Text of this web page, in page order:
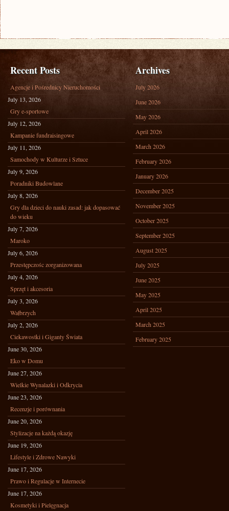
USATYSFAKCJONOWANY
Recent Posts
Agencje i Pośrednicy Nieruchomości
July 13, 2026
Gry e-sportowe
July 12, 2026
Kampanie fundraisingowe
July 11, 2026
Samochody w Kulturze i Sztuce
July 9, 2026
Poradniki Budowlane
July 8, 2026
Gry dla dzieci do nauki zasad: jak dopasować
do wieku
July 7, 2026
Maroko
July 6, 2026
Przestępczośc zorganizowana
July 4, 2026
Sprzęt i akcesoria
July 3, 2026
Wałbrzych
July 2, 2026
Ciekawostki i Giganty Świata
June 30, 2026
Eko w Domu
June 27, 2026
Wielkie Wynalazki i Odkrycia
June 23, 2026
Recenzje i porównania
June 20, 2026
Stylizacje na każdą okazję
June 19, 2026
Lifestyle i Zdrowe Nawyki
June 17, 2026
Prawo i Regulacje w Internecie
June 17, 2026
Kosmetyki i Pielęgnacja
Archives
July 2026
June 2026
May 2026
April 2026
March 2026
February 2026
January 2026
December 2025
November 2025
October 2025
September 2025
August 2025
July 2025
June 2025
May 2025
April 2025
March 2025
February 2025